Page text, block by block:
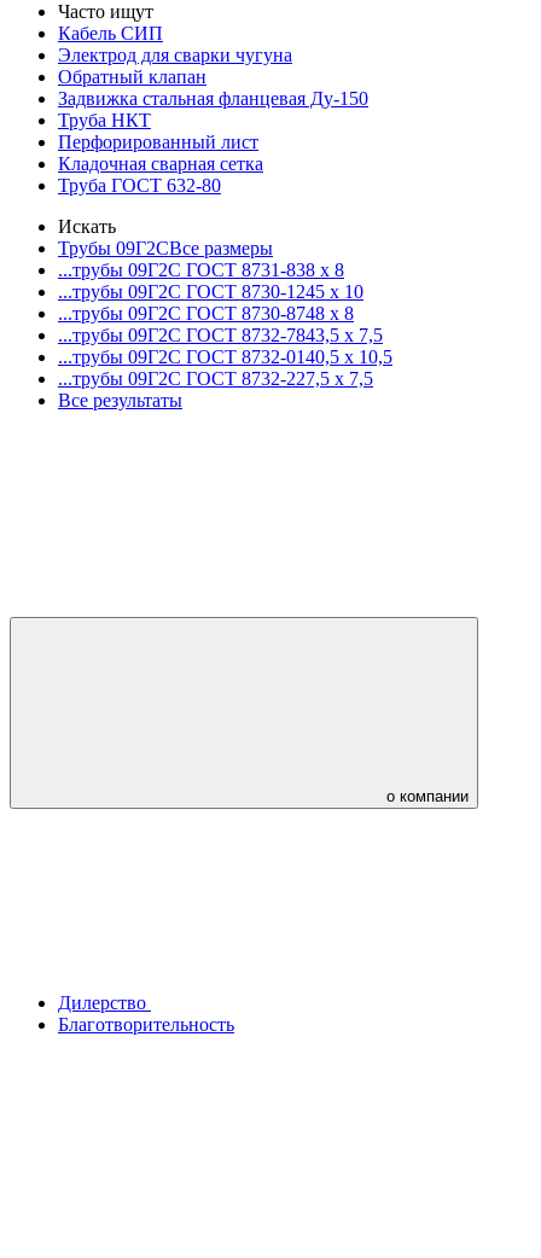
Часто ищут
Кабель СИП
Электрод для сварки чугуна
Обратный клапан
Задвижка стальная фланцевая Ду-150
Труба НКТ
Перфорированный лист
Кладочная сварная сетка
Труба ГОСТ 632-80
Искать
Трубы 09Г2СВсе размеры
...трубы 09Г2С ГОСТ 8731-838 x 8
...трубы 09Г2С ГОСТ 8730-1245 x 10
...трубы 09Г2С ГОСТ 8730-8748 x 8
...трубы 09Г2С ГОСТ 8732-7843,5 x 7,5
...трубы 09Г2С ГОСТ 8732-0140,5 x 10,5
...трубы 09Г2С ГОСТ 8732-227,5 x 7,5
Все результаты
о компании
Дилерство
Благотворительность